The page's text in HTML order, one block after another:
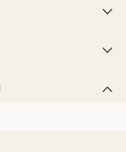


